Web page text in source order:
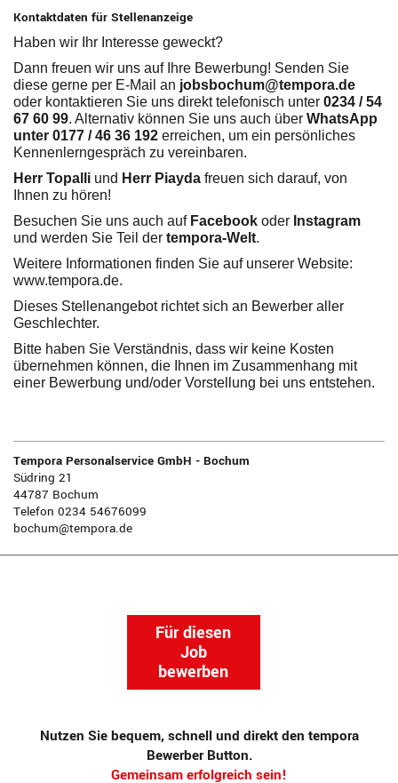
Kontaktdaten für Stellenanzeige
Haben wir Ihr Interesse geweckt?
Dann freuen wir uns auf Ihre Bewerbung! Senden Sie
diese gerne per E-Mail an jobsbochum@tempora.de
oder kontaktieren Sie uns direkt telefonisch unter 0234 / 54
67 60 99. Alternativ können Sie uns auch über WhatsApp
unter 0177 / 46 36 192 erreichen, um ein persönliches
Kennenlerngespräch zu vereinbaren.
Herr Topalli und Herr Piayda freuen sich darauf, von
Ihnen zu hören!
Besuchen Sie uns auch auf Facebook oder Instagram
und werden Sie Teil der tempora-Welt.
Weitere Informationen finden Sie auf unserer Website:
www.tempora.de.
Dieses Stellenangebot richtet sich an Bewerber aller
Geschlechter.
Bitte haben Sie Verständnis, dass wir keine Kosten
übernehmen können, die Ihnen im Zusammenhang mit
einer Bewerbung und/oder Vorstellung bei uns entstehen.
Tempora Personalservice GmbH - Bochum
Südring 21
44787 Bochum
Telefon 0234 54676099
bochum@tempora.de
Für diesen
Job
bewerben
Nutzen Sie bequem, schnell und direkt den tempora
Bewerber Button.
Gemeinsam erfolgreich sein!